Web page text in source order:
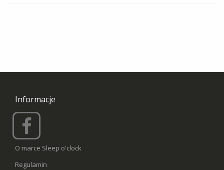
Informacje
O marce Sleep o'clock
Regulamin